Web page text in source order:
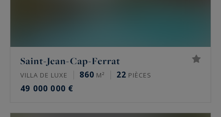
Saint-Jean-Cap-Ferrat
VILLA DE LUXE 860 M² 22 PIÈCES
49 000 000 €